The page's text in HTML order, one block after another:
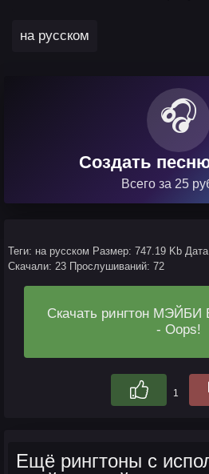
на русском
🎧
Создать
Всего за 25
Теги: на русском Размер: 747.19 Kb
Скачали: 23 Прослушиваний: 72
Скачать рингтон
- Oops!
1
Ещё рингтоны с